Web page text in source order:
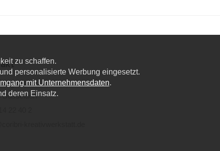
6a,
Düsseldorf
zu schaffen.
personalisierte Werbung eingesetzt.
mit Unternehmensdaten.
deren Einsatz.